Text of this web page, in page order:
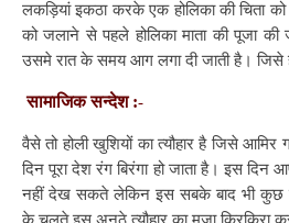
लकड़ियां इकठा करके एक होलिका की चिता
को जलाने से पहले होलिका माता की पूजा
उसमे रात के समय आग लगा दी जाती है। जिसे
सामाजिक सन्देश :-
वैसे तो होली खुशियों का त्यौहार है जिसे
दिन पूरा देश रंग बिरंगा हो जाता है। इस दिन
नहीं देख सकते लेकिन इस सबके बाद भी कुछ